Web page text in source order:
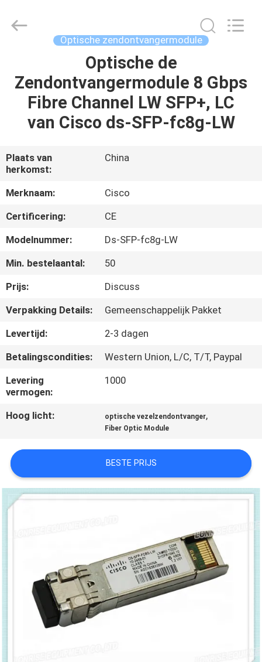
PRODUCTEN
OVER
ONS
FABRIEKSTOCHT
KWALITEITSCONTROLE
NEEM
CONTACT
ONS
OP
NIEUWS
GEVALLEN
SITEMAP
Ltd..
Optische zendontvangermodule
Optische de
Zendontvangermodule 8 Gbps
Fibre Channel LW SFP+, LC
van Cisco ds-SFP-fc8g-LW
Plaats van
herkomst:
China
Merknaam:
Cisco
Certificering:
CE
Modelnummer:
Ds-SFP-fc8g-LW
Min. bestelaantal:
50
Prijs:
Discuss
Verpakking Details:
Gemeenschappelijk Pakket
Levertijd:
2-3 dagen
Betalingscondities:
Western Union, L/C, T/T, Paypal
Levering
vermogen:
1000
Hoog licht: optische vezelzendontvanger,
Fiber Optic Module
BESTE PRIJS